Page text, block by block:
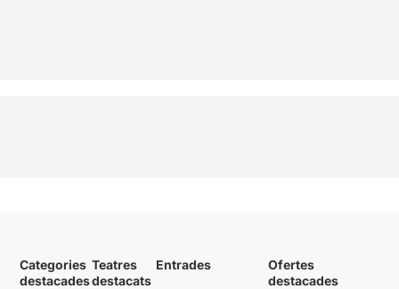
Categories
destacades
Teatres
destacats
Entrades
Ofertes
destacades